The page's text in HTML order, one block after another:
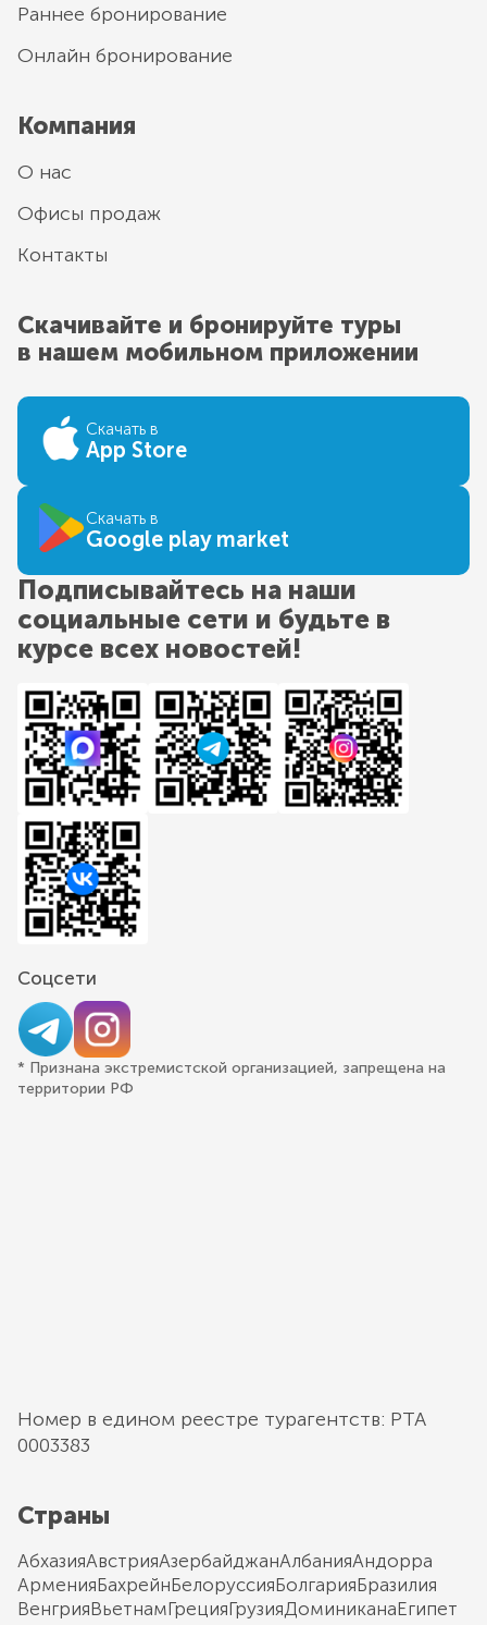
Раннее бронирование
Онлайн бронирование
Компания
О нас
Офисы продаж
Контакты
Скачивайте и бронируйте туры
в нашем мобильном приложении
Скачать в
App Store
Скачать в
Google play market
Подписывайтесь на наши
социальные сети и будьте в
курсе всех новостей!
Соцсети
* Признана экстремистской организацией, запрещена на
территории РФ
Номер в едином реестре турагентств: РТА
0003383
Страны
АбхазияАвстрияАзербайджанАлбанияАндорра
АрменияБахрейнБелоруссияБолгарияБразилия
ВенгрияВьетнамГрецияГрузияДоминиканаЕгипет